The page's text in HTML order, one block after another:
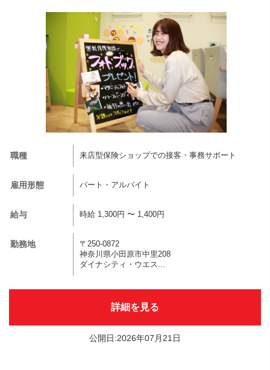
職種 来店型保険ショップでの接客・事務サポート
雇用形態 パート・アルバイト
給与 時給 1,300円 〜 1,400円
勤務地
〒250-0872
神奈川県小田原市中里208
ダイナシティ・ウエス...
詳細を見る
公開日:2026年07月21日